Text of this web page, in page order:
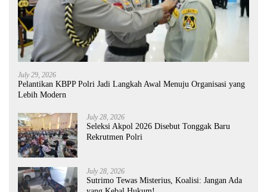
July 29, 2026
Pelantikan KBPP Polri Jadi Langkah Awal Menuju Organisasi yang
Lebih Modern
July 28, 2026
Seleksi Akpol 2026 Disebut Tonggak Baru
Rekrutmen Polri
July 28, 2026
Sutrimo Tewas Misterius, Koalisi: Jangan Ada